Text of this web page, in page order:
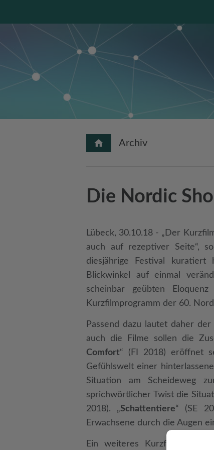
Archiv
Die Nordic
Lübeck, 30.10.18 - „Der
auch auf rezeptiver Seite“,
diesjährige Festival kuratiert
Blickwinkel auf einmal
scheinbar geübten
Kurzfilmprogramm der 60.
Passend dazu lautet daher
auch die Filme sollen die
Comfort“ (FI 2018) eröffnet
Gefühlswelt einer
Situation am Scheideweg
sprichwörtlicher Twist die
2018). „Schattentiere“ (SE
Erwachsene durch die Augen
Ein weiteres